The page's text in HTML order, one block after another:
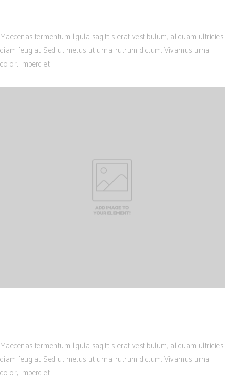
Maecenas fermentum ligula sagittis erat vestibulum, aliquam ultricies
diam feugiat. Sed ut metus ut urna rutrum dictum. Vivamus urna
dolor, imperdiet.
Maecenas fermentum ligula sagittis erat vestibulum, aliquam ultricies
diam feugiat. Sed ut metus ut urna rutrum dictum. Vivamus urna
dolor, imperdiet.